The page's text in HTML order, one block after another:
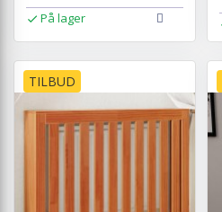
På lager
TILBUD